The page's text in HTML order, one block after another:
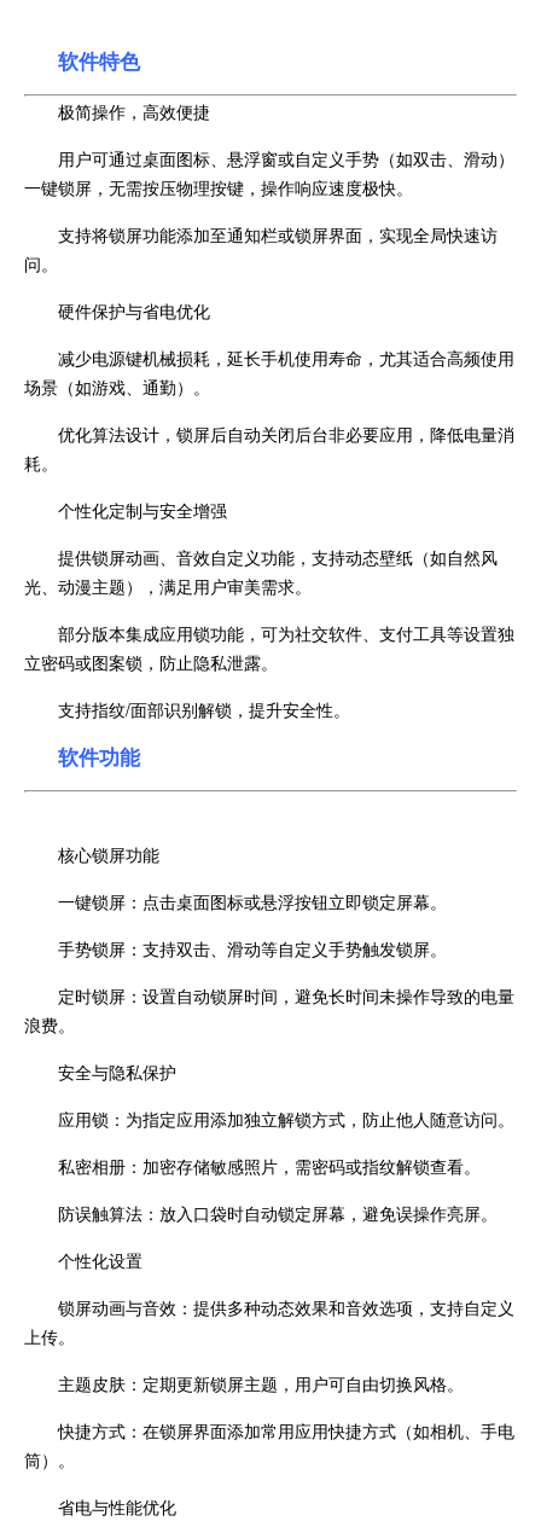
软件特色
极简操作，高效便捷
用户可通过桌面图标、悬浮窗或自定义手势（如双击、滑动）
一键锁屏，无需按压物理按键，操作响应速度极快。
支持将锁屏功能添加至通知栏或锁屏界面，实现全局快速访
问。
硬件保护与省电优化
减少电源键机械损耗，延长手机使用寿命，尤其适合高频使用
场景（如游戏、通勤）。
优化算法设计，锁屏后自动关闭后台非必要应用，降低电量消
耗。
个性化定制与安全增强
提供锁屏动画、音效自定义功能，支持动态壁纸（如自然风
光、动漫主题），满足用户审美需求。
部分版本集成应用锁功能，可为社交软件、支付工具等设置独
立密码或图案锁，防止隐私泄露。
支持指纹/面部识别解锁，提升安全性。
软件功能
核心锁屏功能
一键锁屏：点击桌面图标或悬浮按钮立即锁定屏幕。
手势锁屏：支持双击、滑动等自定义手势触发锁屏。
定时锁屏：设置自动锁屏时间，避免长时间未操作导致的电量
浪费。
安全与隐私保护
应用锁：为指定应用添加独立解锁方式，防止他人随意访问。
私密相册：加密存储敏感照片，需密码或指纹解锁查看。
防误触算法：放入口袋时自动锁定屏幕，避免误操作亮屏。
个性化设置
锁屏动画与音效：提供多种动态效果和音效选项，支持自定义
上传。
主题皮肤：定期更新锁屏主题，用户可自由切换风格。
快捷方式：在锁屏界面添加常用应用快捷方式（如相机、手电
筒）。
省电与性能优化